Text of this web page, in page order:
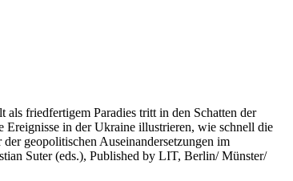
als friedfertigem Paradies tritt in den Schatten der
Ereignisse in der Ukraine illustrieren, wie schnell die
geopolitischen Auseinandersetzungen im
Suter (eds.), Published by LIT, Berlin/ Münster/